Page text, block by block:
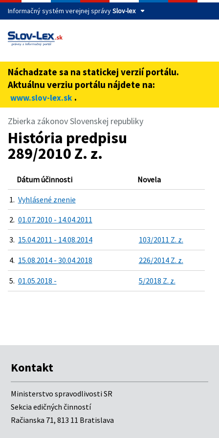
Informačný systém verejnej správySlov-lex
Táto stránka je zabezpečená
cez zabezpečenú webovú stránku verejnej správy SR.
Zabezpečená stránka vždy začína https:// pred názvom
domény webového sídla.
Náchadzate sa na statickej verzií portálu.
Aktuálnu verziu portálu nájdete na:
www.slov-lex.sk .
Zbierka zákonov Slovenskej republiky
História predpisu
289/2010 Z. z.
Dátum účinnosti Novela
1. Vyhlásené znenie
2. 01.07.2010 - 14.04.2011
3. 15.04.2011 - 14.08.2014 103/2011 Z. z.
4. 15.08.2014 - 30.04.2018 226/2014 Z. z.
5. 01.05.2018 - 5/2018 Z. z.
Kontakt
Ministerstvo spravodlivosti SR
Sekcia edičných činností
Račianska 71, 813 11 Bratislava